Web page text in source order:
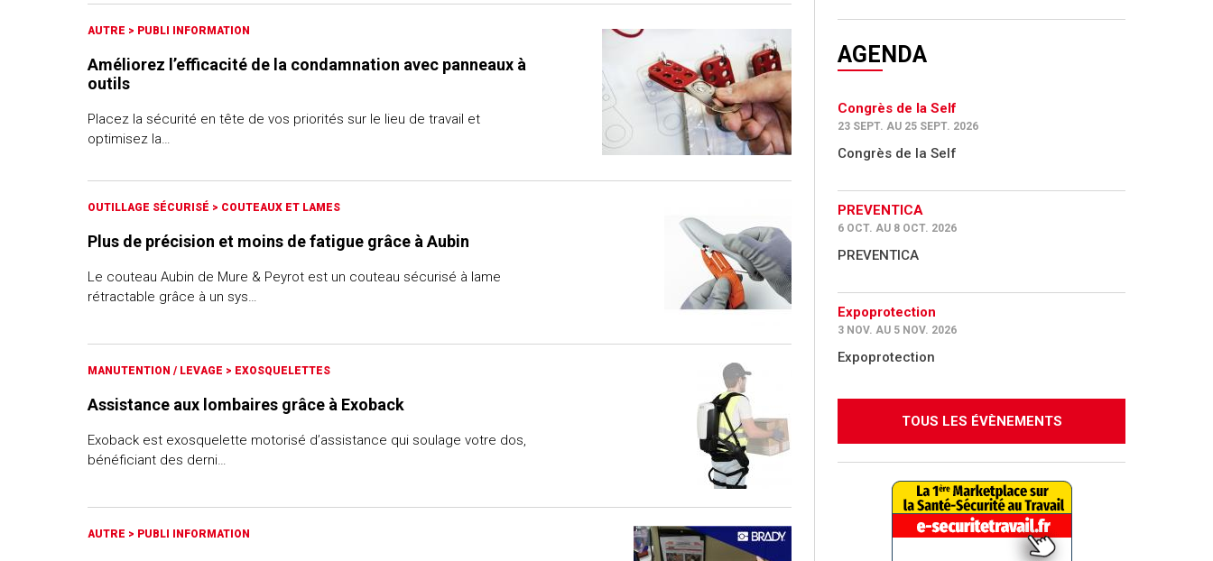
AUTRE > PUBLI INFORMATION
Améliorez l’efficacité de la condamnation avec panneaux à
outils
Placez la sécurité en tête de vos priorités sur le lieu de travail et
optimisez la…
OUTILLAGE SÉCURISÉ > COUTEAUX ET LAMES
Plus de précision et moins de fatigue grâce à Aubin
Le couteau Aubin de Mure & Peyrot est un couteau sécurisé à lame
rétractable grâce à un sys…
MANUTENTION / LEVAGE > EXOSQUELETTES
Assistance aux lombaires grâce à Exoback
Exoback est exosquelette motorisé d’assistance qui soulage votre dos,
bénéficiant des derni…
AUTRE > PUBLI INFORMATION
AGENDA
Congrès de la Self
23 SEPT. AU 25 SEPT. 2026
Congrès de la Self
PREVENTICA
6 OCT. AU 8 OCT. 2026
PREVENTICA
Expoprotection
3 NOV. AU 5 NOV. 2026
Expoprotection
TOUS LES ÉVÈNEMENTS